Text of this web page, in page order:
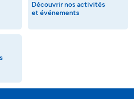
Découvrir nos activités
et événements